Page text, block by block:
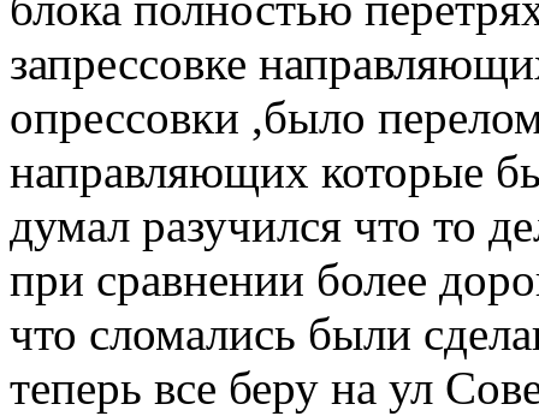
запрессовке
опрессовки ,было
направляющих которые
думал разучился что то
при сравнении более
что сломались были
теперь все беру на ул